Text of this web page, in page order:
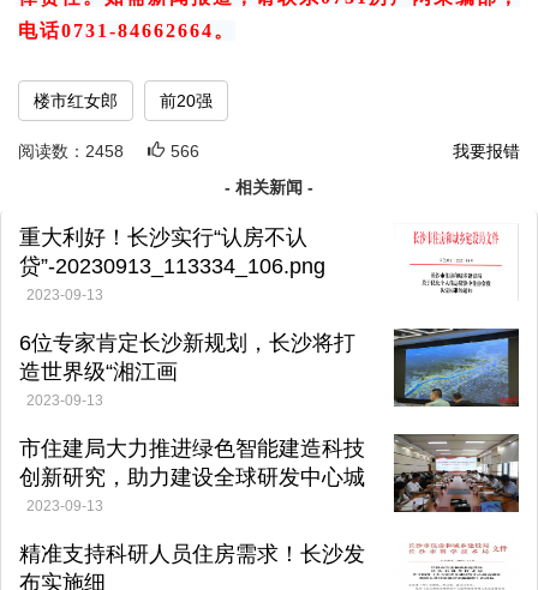
电话0731-84662664。
楼市红女郎 前20强
我要报错
阅读数： 2458
566
- 相关新闻 -
重大利好！长沙实行“认房不认
贷”-20230913_113334_106.png
2023-09-13
6位专家肯定长沙新规划，长沙将打
造世界级“湘江画
廊”-20230822_091954_653.jpg
2023-09-13
市住建局大力推进绿色智能建造科技
创新研究，助力建设全球研发中心城
市-20230810_090709_104.jpg
2023-09-13
精准支持科研人员住房需求！长沙发
布实施细